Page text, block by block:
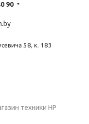
90
58, к. 183
техники HP